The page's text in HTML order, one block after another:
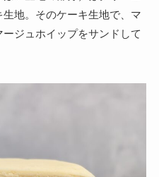
地。そのケーキ生地で、マ
ジュホイップをサンドして